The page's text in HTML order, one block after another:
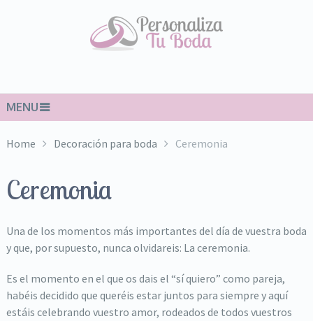
MENU
Home Decoración para boda Ceremonia
Ceremonia
Una de los momentos más importantes del día de vuestra boda
y que, por supuesto, nunca olvidareis: La ceremonia.
Es el momento en el que os dais el “sí quiero” como pareja,
habéis decidido que queréis estar juntos para siempre y aquí
estáis celebrando vuestro amor, rodeados de todos vuestros